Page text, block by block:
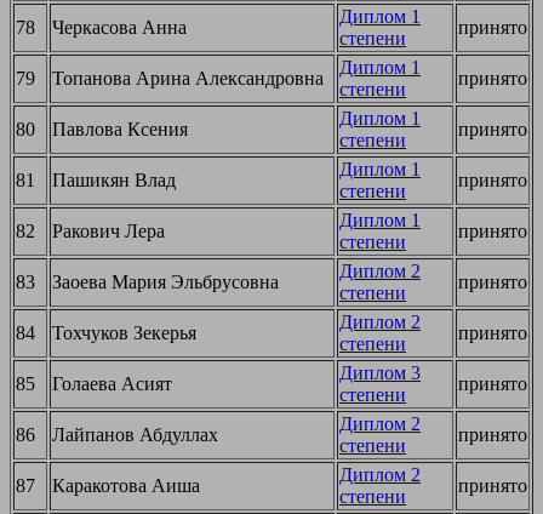
78 Черкасова Анна
Диплом 1
степени
принято
79 Топанова Арина Александровна
Диплом 1
степени
принято
80 Павлова Ксения
Диплом 1
степени
принято
81 Пашикян Влад
Диплом 1
степени
принято
82 Ракович Лера
Диплом 1
степени
принято
83 Заоева Мария Эльбрусовна
Диплом 2
степени
принято
84 Тохчуков Зекерья
Диплом 2
степени
принято
85 Голаева Асият
Диплом 3
степени
принято
86 Лайпанов Абдуллах
Диплом 2
степени
принято
87 Каракотова Аиша
Диплом 2
степени
принято